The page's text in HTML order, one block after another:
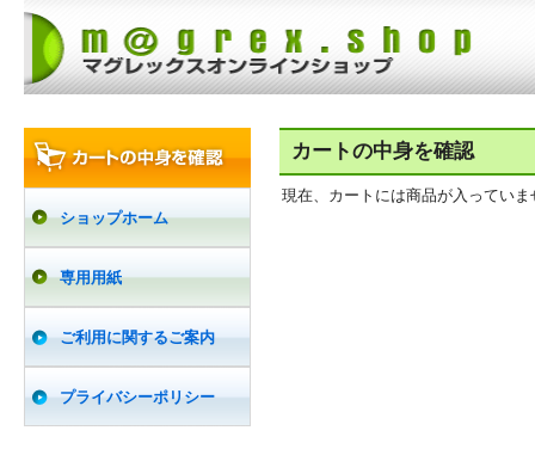
ショップホーム
専用用紙
ご利用に関するご案内
プライバシーポリシー
カートの中身を確認
現在、カートには商品が入っていま